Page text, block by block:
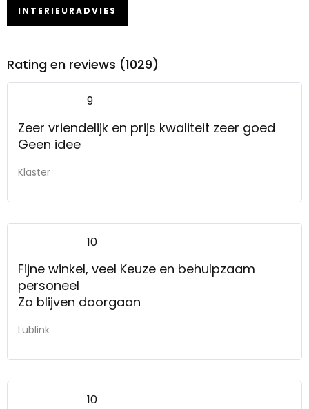
INTERIEURADVIES
Rating en reviews (1029)
9
Zeer vriendelijk en prijs kwaliteit zeer goed
Geen idee
Klaster
10
Fijne winkel, veel Keuze en behulpzaam
personeel
Zo blijven doorgaan
Lublink
10